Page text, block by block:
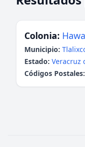
Colonia:
Municipio:
Estado: Veracruz
Códigos Postales: